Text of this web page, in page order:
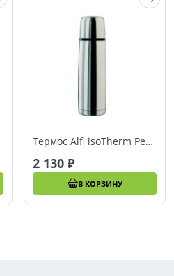
Термос Alfi isoTherm Perfect 0,75L
2 130
В КОРЗИНУ